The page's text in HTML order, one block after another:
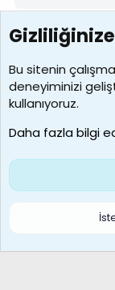
7388
Kullanıcılar
borabekirogluu
Son üye
Çerezler
Bu sitenin
deneyiminizi
kullanıyoruz.
Daha fazla bilgi